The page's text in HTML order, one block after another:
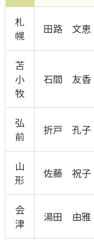
札
幌
田路 文恵
苫
小
牧
石間 友香
弘
前
折戸 孔子
山
形
佐藤 祝子
会
津
湯田 由雅